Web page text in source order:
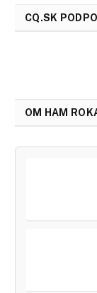
CQ.SK
OM HAM